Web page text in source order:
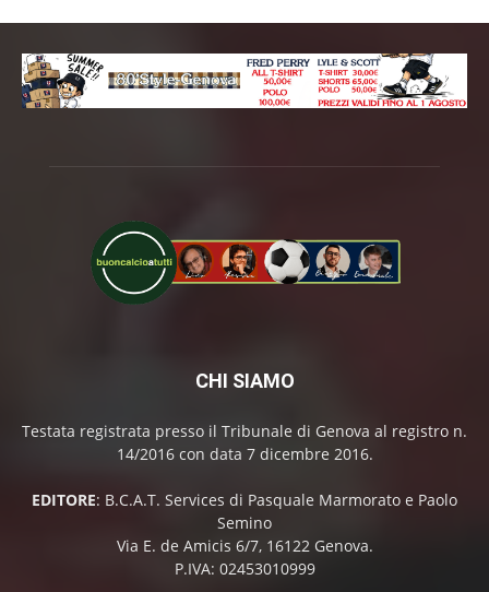
CHI SIAMO
Testata registrata presso il Tribunale di Genova al registro n.
14/2016 con data 7 dicembre 2016.
EDITORE: B.C.A.T. Services di Pasquale Marmorato e Paolo
Semino
Via E. de Amicis 6/7, 16122 Genova.
P.IVA: 02453010999